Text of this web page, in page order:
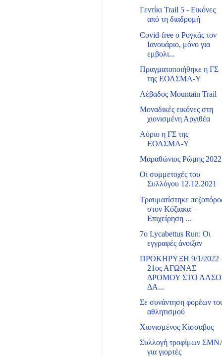
Γεντίκι Trail 5 - Εικόνες
από τη διαδρομή
Covid-free o Ρογκάς τον
Ιανουάριο, μόνο για
εμβολι...
Πραγματοποιήθηκε η ΓΣ
της ΕΟΛΣΜΑ-Υ
Λέβαδος Mountain Trail
Μοναδικές εικόνες στη
χιονισμένη Αργιθέα
Αύριο η ΓΣ της
ΕΟΛΣΜΑ-Υ
Μαραθώνιος Ρώμης 2022
Οι συμμετοχές του
Συλλόγου 12.12.2021
Τραυματίστηκε
στον Κόζιακα –
Επιχείρηση ...
7o Lycabettus Run: Oι
εγγραφές άνοιξαν
ΠΡΟΚΗΡΥΞΗ 9/1/2022
21ος ΑΓΩΝΑΣ
ΔΡΟΜΟΥ ΣΤΟ
ΔΑ...
Σε συνάντηση φορέων
αθλητισμού
Χιονισμένος Κίσσαβος
Συλλογή τροφίμων
για γιορτές